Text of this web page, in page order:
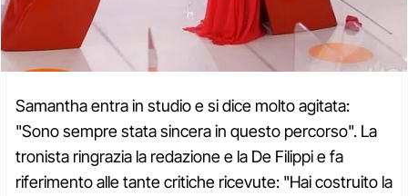
Samantha entra in studio e si dice molto agitata:
"Sono sempre stata sincera in questo percorso". La
tronista ringrazia la redazione e la De Filippi e fa
riferimento alle tante critiche ricevute: "Hai costruito la